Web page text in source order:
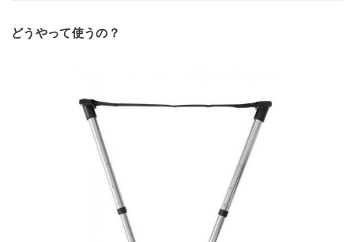
どうやって使うの？